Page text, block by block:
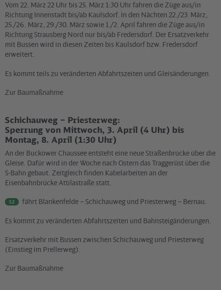
Vom 22. März 22 Uhr bis 25. März 1:30 Uhr fahren die Züge aus/in
Richtung Innenstadt bis/ab Kaulsdorf. In den Nächten 22./23. März,
25./26. März, 29./30. März sowie 1./2. April fahren die Züge aus/in
Richtung Strausberg Nord nur bis/ab Fredersdorf. Der Ersatzverkehr
mit Bussen wird in diesen Zeiten bis Kaulsdorf bzw. Fredersdorf
erweitert.
Es kommt teils zu veränderten Abfahrtszeiten und Gleisänderungen.
Zur Baumaßnahme
Schichauweg – Priesterweg:
Sperrung von Mittwoch, 3. April (4 Uhr) bis
Montag, 8. April (1:30 Uhr)
An der Buckower Chaussee entsteht eine neue Straßenbrücke über die
Gleise. Dafür wird in der Woche nach Ostern das Traggerüst über die
S-Bahn gebaut. Zeitgleich finden Kabelarbeiten an der
Eisenbahnbrücke Attilastraße statt.
S2 fährt Blankenfelde – Schichauweg und Priesterweg – Bernau.
Es kommt zu veränderten Abfahrtszeiten und Bahnsteigänderungen.
Ersatzverkehr mit Bussen zwischen Schichauweg und Priesterweg
(Einstieg im Prellerweg).
Zur Baumaßnahme